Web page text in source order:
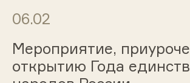
06.02
Мероприятие,
открытию Года